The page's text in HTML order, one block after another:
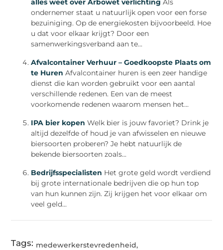
alles weet over Arbowet verlichting Als
ondernemer staat u natuurlijk open voor een forse
bezuiniging. Op de energiekosten bijvoorbeeld. Hoe
u dat voor elkaar krijgt? Door een
samenwerkingsverband aan te...
Afvalcontainer Verhuur – Goedkoopste Plaats om
te Huren Afvalcontainer huren is een zeer handige
dienst die kan worden gebruikt voor een aantal
verschillende redenen. Een van de meest
voorkomende redenen waarom mensen het...
IPA bier kopen Welk bier is jouw favoriet? Drink je
altijd dezelfde of houd je van afwisselen en nieuwe
biersoorten proberen? Je hebt natuurlijk de
bekende biersoorten zoals...
Bedrijfsspecialisten Het grote geld wordt verdiend
bij grote internationale bedrijven die op hun top
van hun kunnen zijn. Zij krijgen het voor elkaar om
veel geld...
Tags: medewerkerstevredenheid,